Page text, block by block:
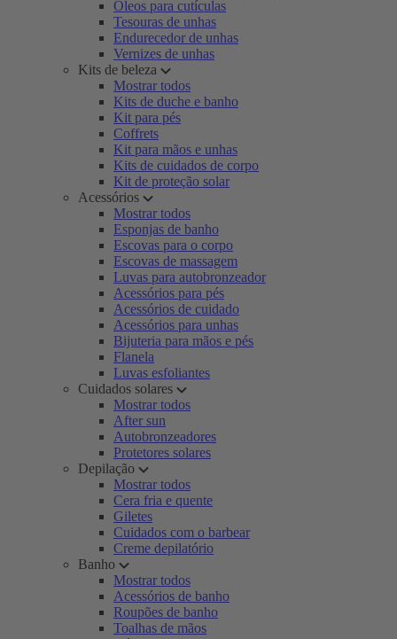
Óleos para cutículas
Tesouras de unhas
Endurecedor de unhas
Vernizes de unhas
Kits de beleza
Mostrar todos
Kits de duche e banho
Kit para pés
Coffrets
Kit para mãos e unhas
Kits de cuidados de corpo
Kit de proteção solar
Acessórios
Mostrar todos
Esponjas de banho
Escovas para o corpo
Escovas de massagem
Luvas para autobronzeador
Acessórios para pés
Acessórios de cuidado
Acessórios para unhas
Bijuteria para mãos e pés
Flanela
Luvas esfoliantes
Cuidados solares
Mostrar todos
After sun
Autobronzeadores
Protetores solares
Depilação
Mostrar todos
Cera fria e quente
Giletes
Cuidados com o barbear
Creme depilatório
Banho
Mostrar todos
Acessórios de banho
Roupões de banho
Toalhas de mãos